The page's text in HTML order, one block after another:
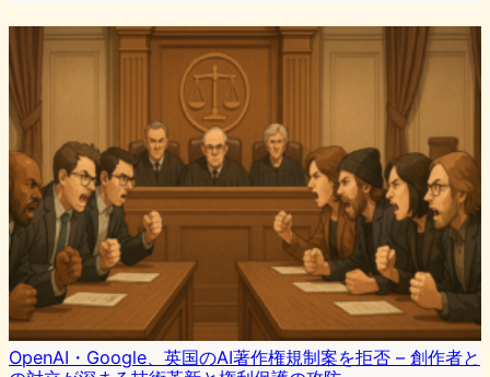
OpenAI・Google、英国のAI著作権規制案を拒否 – 創作者と